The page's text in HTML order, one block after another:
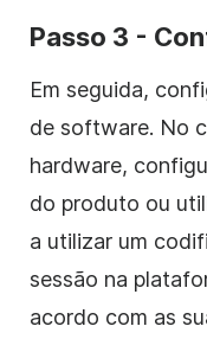
Passo 3 -
Em seguida,
de software. No
hardware,
do produto ou
a utilizar um
sessão na
acordo com as